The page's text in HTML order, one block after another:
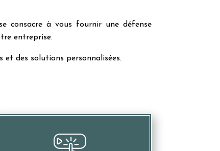
consacre à vous fournir une défense
entreprise.
des solutions personnalisées.